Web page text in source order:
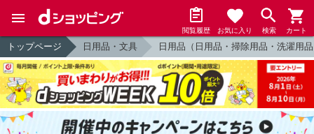
閲覧履歴 お気に入り 検索 カート
トップページ 日用品・文具 日用品（日用品・掃除用品・洗濯用